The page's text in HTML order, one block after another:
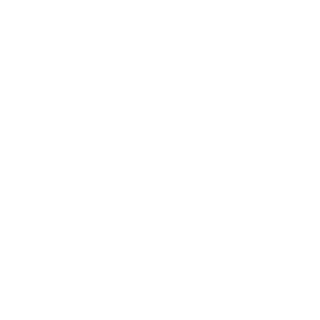
Tal schlängeln.